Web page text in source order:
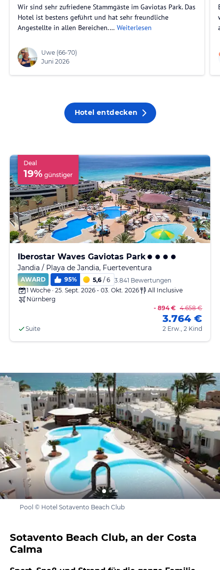
Wir sind sehr zufriedene Stammgäste im Gaviotas Park. Das
Hotel ist bestens geführt und hat sehr freundliche
Angestellte in allen Bereichen.… Weiterlesen
Uwe (66-70)
Juni 2026
Hotel entdecken
Deal
19% günstiger
Iberostar Waves Gaviotas Park
Jandia / Playa de Jandia, Fuerteventura
AWARD 95% 5,6 / 6 3.841 Bewertungen
1 Woche · 25. Sept. 2026 - 03. Okt. 2026
All Inclusive
Nürnberg
Suite
- 894 € 4.658 €
3.764 €
2 Erw., 2 Kind
Pool © Hotel Sotavento Beach Club
Sotavento Beach Club, an der Costa
Calma